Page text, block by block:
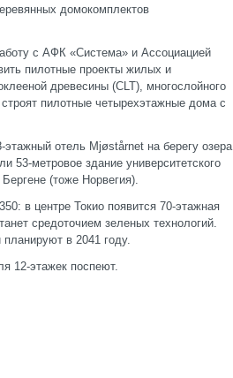
домокомплектов
с АФК «Система» и Ассоциацией
пилотные проекты жилых и
древесины (CLT), многослойного
пилотные четырехэтажные дома с
отель Mjøstårnet на берегу озера
53-метровое здание университетского
(тоже Норвегия).
в центре Токио появится 70-этажная
средоточием зеленых технологий.
в 2041 году.
12-этажек поспеют.